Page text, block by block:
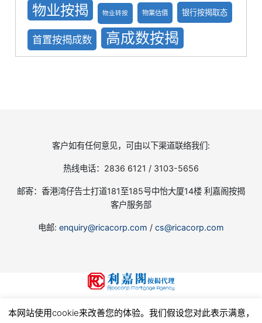
物业按揭 物业转按 物業估價 银行按揭取态
首置按揭成数 高成数按揭
客户如有任何意见，可由以下渠道联络我们:
热线电话：2836 6121 / 3103-5656
邮寄：香港湾仔告士打道181至185号中怡大厦14楼 利嘉阁按揭
客户服务部
电邮: enquiry@ricacorp.com / cs@ricacorp.com
地产代理（公司）牌照号码:C-002504
© 2026利嘉閣按揭代理有限公司 Ricacorp Mortgage Agency Limited, all rights reserved.使
本网站使用cookie来改善您的体验。我们假设您对此表示满意，